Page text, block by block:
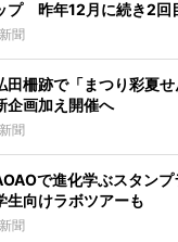
プ 昨年12月に続き2回
聞
田柵跡で「まつり彩夏せ
画加え開催へ
聞
で進化学ぶスタンプ
向けラボツアーも
聞